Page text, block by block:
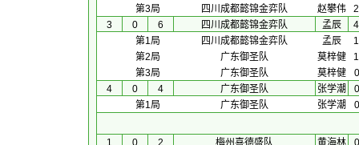
第3局
四川成都懿锦金弈队 赵攀伟
3
0 6 四川成都懿锦金弈队 孟辰
第1局
四川成都懿锦金弈队 孟辰
第2局
广东御圣队 莫梓健
第3局
广东御圣队 莫梓健
4
0 4 广东御圣队 张学潮
第1局
广东御圣队 张学潮
1 0 2 梅州喜德盛队 黄海林